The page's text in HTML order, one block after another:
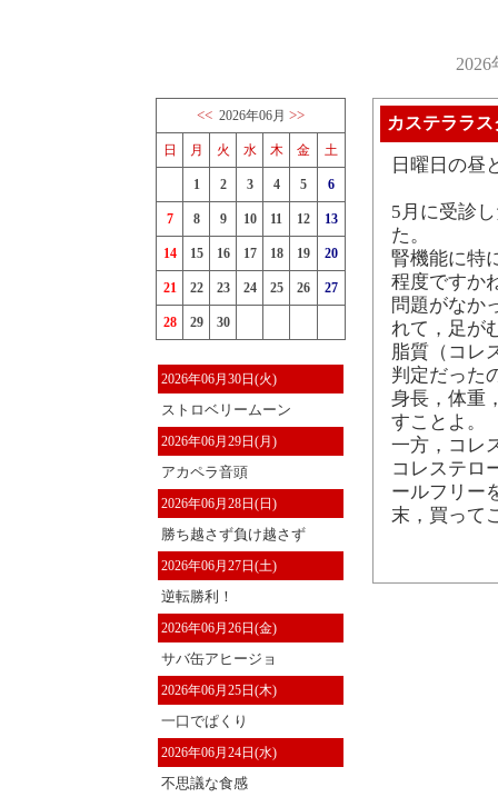
<< 2026年06月 >>
日 月 火 水 木 金 土
1 2 3 4 5 6
7 8 9 10 11 12 13
14 15 16 17 18 19 20
21 22 23 24 25 26 27
28 29 30
2026年06月30日(火)
ストロベリームーン
2026年06月29日(月)
アカペラ音頭
2026年06月28日(日)
勝ち越さず負け越さず
2026年06月27日(土)
逆転勝利！
2026年06月26日(金)
サバ缶アヒージョ
2026年06月25日(木)
一口でぱくり
2026年06月24日(水)
不思議な食感
カステララス
日曜日の昼
5月に受診
た。
腎機能に特
程度ですか
問題がなか
れて，足が
脂質（コレ
判定だった
身長，体重
すことよ。
一方，コレ
コレステロ
ールフリー
末，買って